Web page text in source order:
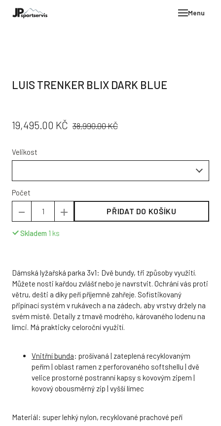
Menu
LUIS TRENKER BLIX DARK BLUE
CENA:
19,495.00 KČ PŮVODNÍ
38,990.00 KČ
Velikost
Počet
PŘIDAT DO KOŠÍKU
Skladem 1 ks
Dámská lyžařská parka 3v1: Dvě bundy, tři způsoby využití.
Můžete nosti kařdou zvlášť nebo je navrstvit. Ochrání vás proti
větru, dešti a díky peří příjemně zahřeje. Sofistikovaný
připínací systém v rukávech a na zádech, aby vrstvy držely na
svém místě. Detaily z tmavě modrého, károvaného lodenu na
límci. Má prakticky celoroční využití.
Vnitřní bunda: prošívaná | zateplená recyklovaným
peřím | oblast ramen z perforovaného softshellu | dvě
velice prostorné postranní kapsy s kovovým zipem |
kovový obousměrný zip | vyšší límec
Materiál: super lehký nylon, recyklované prachové peří